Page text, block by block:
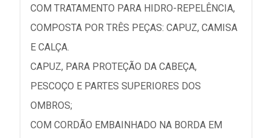
COM TRATAMENTO PARA HIDRO-REPELÊNCIA,
COMPOSTA POR TRÊS PEÇAS: CAPUZ, CAMISA
E CALÇA.
CAPUZ, PARA PROTEÇÃO DA CABEÇA,
PESCOÇO E PARTES SUPERIORES DOS
OMBROS;
COM CORDÃO EMBAINHADO NA BORDA EM